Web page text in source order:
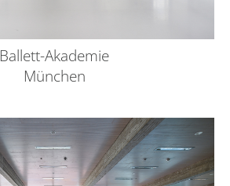
Ballett-Akademie
München